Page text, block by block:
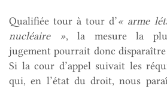
Qualifiée tour à tour d’« arme
nucléaire », la mesure la
jugement pourrait donc
Si la cour d’appel suivait les
qui, en l’état du droit, nous